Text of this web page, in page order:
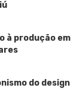
à produção em
do design